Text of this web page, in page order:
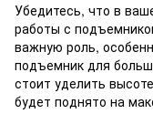
Убедитесь, что в
работы с
важную роль,
подъемник для
стоит уделить
будет поднято на